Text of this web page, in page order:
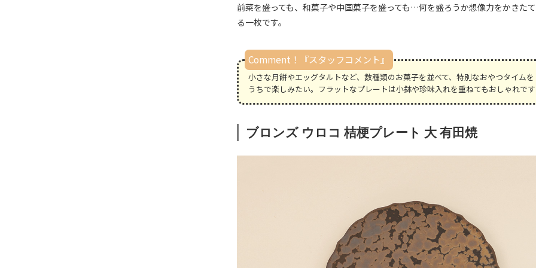
前菜を盛っても、和菓子や中国菓子を盛っても…何を盛ろうか想像力をかきたて
る一枚です。
Comment！『スタッフコメント』
小さな月餅やエッグタルトなど、数種類のお菓子を並べて、特別なおやつタイムを
うちで楽しみたい。フラットなプレートは小鉢や珍味入れを重ねてもおしゃれで
ブロンズ ウロコ 桔梗プレート 大 有田焼